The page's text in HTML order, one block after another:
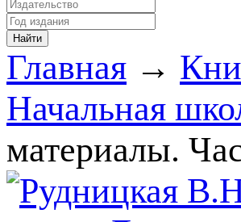
Главная →
Начальная
материалы.